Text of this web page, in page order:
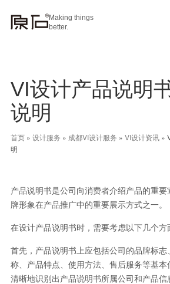
Making things
better.
VI设计产品说明
说明
首页 » 设计服务 » 成都VI设计服务 » VI设计资讯 »
明
产品说明书是公司向消费者介绍产品的重
牌形象在产品推广中的重要展示方式之一。
在设计产品说明书时，需要考虑以下几个方
首先，产品说明书上应包括公司的品牌标志
称、产品特点、使用方法、售后服务等基
清晰地识别出产品说明书所属公司和产品信